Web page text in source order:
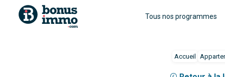
Tous nos programmes
Accueil